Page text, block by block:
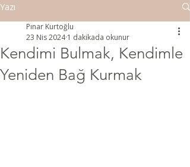
Yazı
Kendimi Bulmak, Kendimle
Yeniden Bağ Kurmak
Pınar Kurtoğlu
23 Nis 2024 1 dakikada okunur